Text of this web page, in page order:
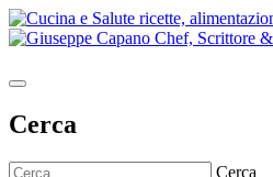
Cerca
Cerca